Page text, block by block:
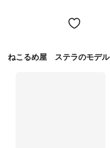
ねこるめ屋 ステラのモデル